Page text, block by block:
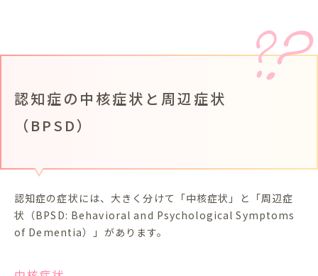
認知症の中核症状と周辺症状
（BPSD）
認知症の症状には、大きく分けて「中核症状」と「周辺症
状（BPSD: Behavioral and Psychological Symptoms
of Dementia）」があります。